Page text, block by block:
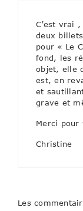
C’est vrai
deux
pour « Le
fond, les
objet, elle
est, en
et
grave et
Merci pour
Christine
Les